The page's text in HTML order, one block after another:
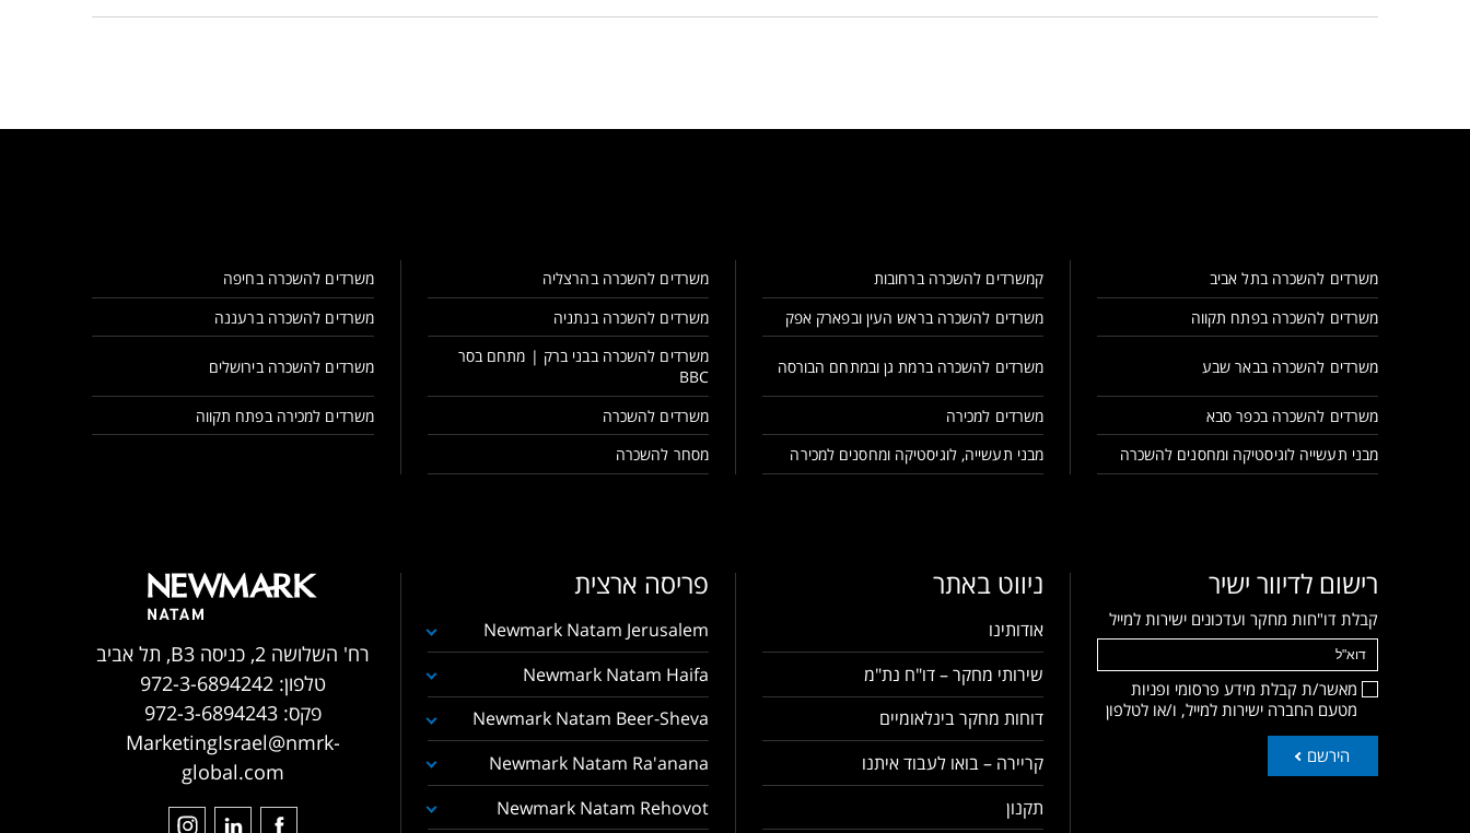
משרדים להשכרה בתל אביב קמשרדים להשכרה ברחובות משרדים להשכרה בהרצליה
משרדים להשכרה בחיפה
משרדים להשכרה בפתח תקווה
משרדים להשכרה בראש העין ובפארק אפק משרדים להשכרה בנתניה משרדים להשכרה ברעננה
משרדים להשכרה בבאר שבע משרדים להשכרה ברמת גן ובמתחם הבורסה
משרדים להשכרה בבני ברק | מתחם בסר
BBC
משרדים להשכרה בירושלים
משרדים להשכרה בכפר סבא משרדים למכירה משרדים להשכרה
משרדים למכירה בפתח תקווה
מבני תעשייה לוגיסטיקה ומחסנים להשכרה
מבני תעשייה, לוגיסטיקה ומחסנים למכירה מסחר להשכרה
רישום לדיוור ישיר
קבלת דו"חות מחקר ועדכונים ישירות למייל
מאשר/ת קבלת מידע פרסומי ופניות
מטעם החברה ישירות למייל, ו/או לטלפון
הירשם
ניווט באתר
אודותינו
שירותי מחקר – דו"ח נת"מ
דוחות מחקר בינלאומיים
קריירה – בואו לעבוד איתנו
תקנון
פריסה ארצית
Newmark Natam Jerusalem
Newmark Natam Haifa
Newmark Natam Beer-Sheva
Newmark Natam Ra'anana
Newmark Natam Rehovot
רח' השלושה 2, כניסה B3, תל אביב
טלפון:972-3-6894242
פקס:972-3-6894243
MarketingIsrael@nmrk-
global.com